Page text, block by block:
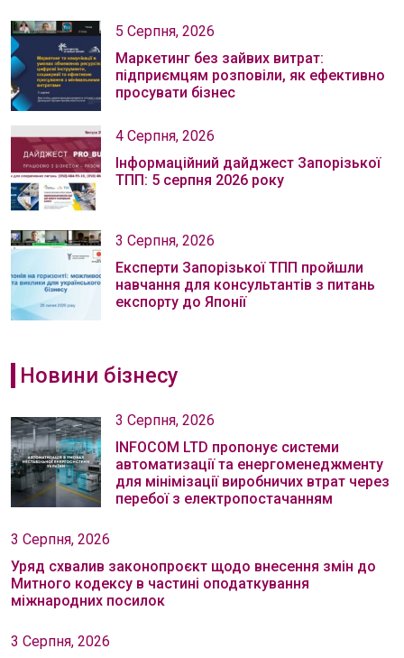
5 Серпня, 2026
Маркетинг без зайвих витрат:
підприємцям розповіли, як ефективно
просувати бізнес
4 Серпня, 2026
Інформаційний дайджест Запорізької
ТПП: 5 серпня 2026 року
3 Серпня, 2026
Експерти Запорізької ТПП пройшли
навчання для консультантів з питань
експорту до Японії
Новини бізнесу
3 Серпня, 2026
INFOCOM LTD пропонує системи
автоматизації та енергоменеджменту
для мінімізації виробничих втрат через
перебої з електропостачанням
3 Серпня, 2026
Уряд схвалив законопроєкт щодо внесення змін до
Митного кодексу в частині оподаткування
міжнародних посилок
3 Серпня, 2026